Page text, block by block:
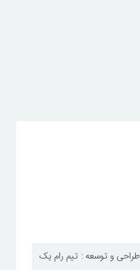
تیم رام یک طراحی و توسعه :